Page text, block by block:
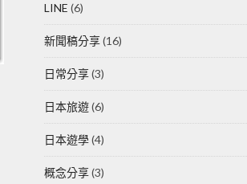
LINE (6)
新聞稿分享(16)
日常分享(3)
日本旅遊(6)
日本遊學(4)
概念分享(3)